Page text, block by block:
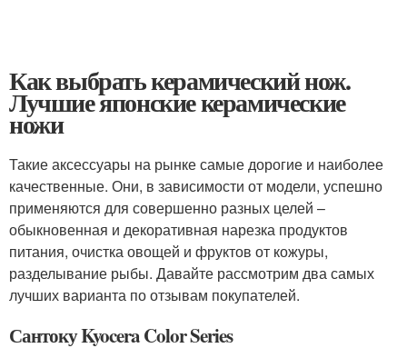
Как выбрать керамический нож.
Лучшие японские керамические
ножи
Такие аксессуары на рынке самые дорогие и наиболее
качественные. Они, в зависимости от модели, успешно
применяются для совершенно разных целей –
обыкновенная и декоративная нарезка продуктов
питания, очистка овощей и фруктов от кожуры,
разделывание рыбы. Давайте рассмотрим два самых
лучших варианта по отзывам покупателей.
Сантоку Kyocera Color Series